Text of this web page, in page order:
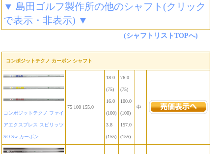
▼ 島田ゴルフ製作所の他のシャフト(クリック
で表示・非表示) ▼
(シャフトリストTOPへ)
コンポジットテクノ カーボン シャフト
コンポジットテクノ ファイ
アエクスプレス スピリッツ
SO.Sw カーボン
75 100 155.0
18.0
(75)
16.0
(100)
3.8
(155)
76.0
(75)
100.0
(100)
157.0
(155)
中